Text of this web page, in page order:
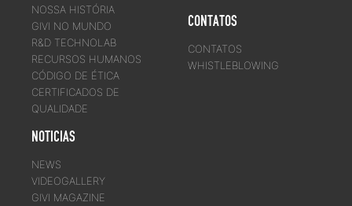
NOSSA HISTÓRIA
GIVI NO MUNDO
R&D TECHNOLAB
RECURSOS HUMANOS
CÓDIGO DE ÉTICA
CERTIFICADOS DE
QUALIDADE
NOTICIAS
NEWS
VIDEOGALLERY
GIVI MAGAZINE
CONTATOS
CONTATOS
WHISTLEBLOWING